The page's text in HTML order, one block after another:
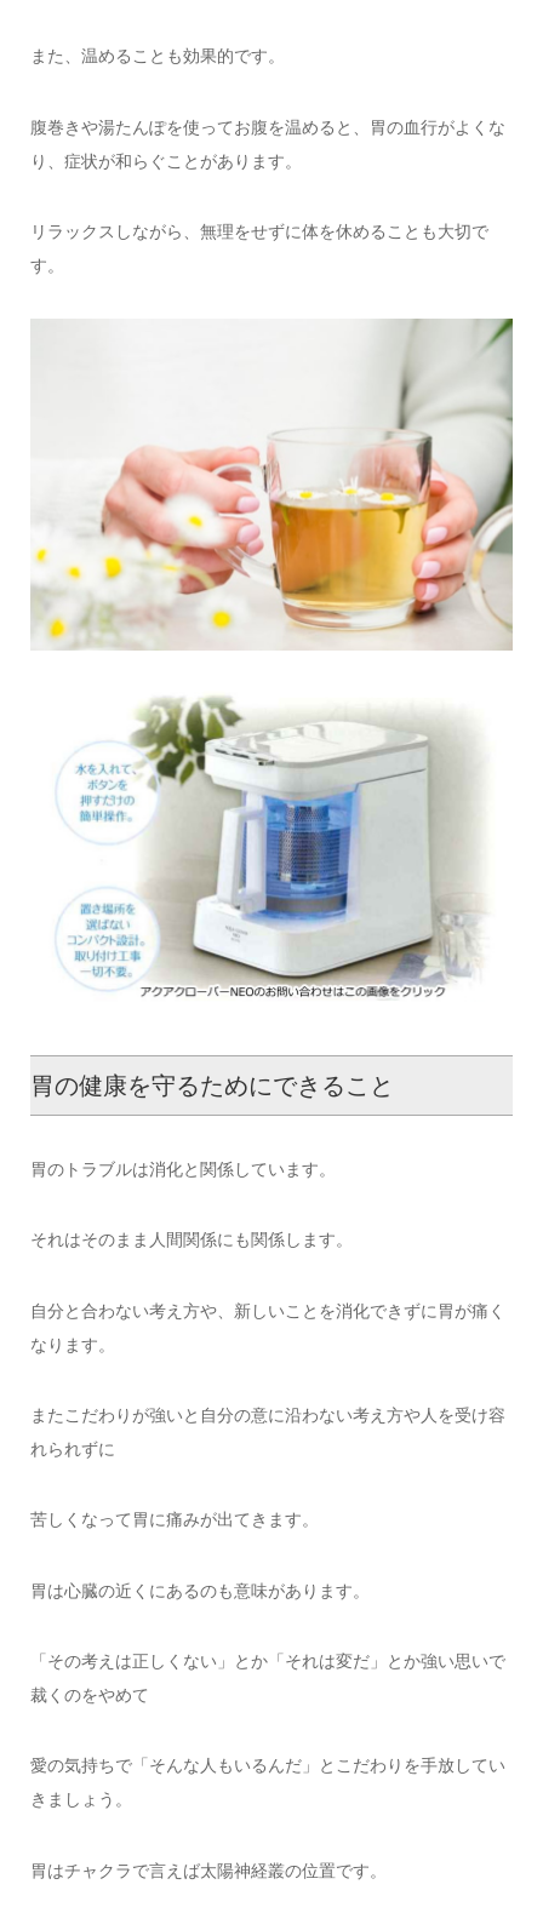
また、温めることも効果的です。
腹巻きや湯たんぽを使ってお腹を温めると、胃の血行がよくな
り、症状が和らぐことがあります。
リラックスしながら、無理をせずに体を休めることも大切で
す。
胃の健康を守るためにできること
胃のトラブルは消化と関係しています。
それはそのまま人間関係にも関係します。
自分と合わない考え方や、新しいことを消化できずに胃が痛く
なります。
またこだわりが強いと自分の意に沿わない考え方や人を受け容
れられずに
苦しくなって胃に痛みが出てきます。
胃は心臓の近くにあるのも意味があります。
「その考えは正しくない」とか「それは変だ」とか強い思いで
裁くのをやめて
愛の気持ちで「そんな人もいるんだ」とこだわりを手放してい
きましょう。
胃はチャクラで言えば太陽神経叢の位置です。